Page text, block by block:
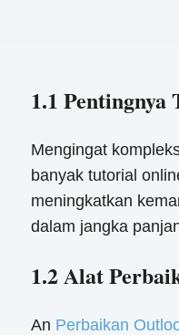
1.1
Mengingat
banyak tutorial
meningkatkan
dalam jangka
1.2 Alat
An Perbaikan